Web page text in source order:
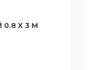
X 3 М